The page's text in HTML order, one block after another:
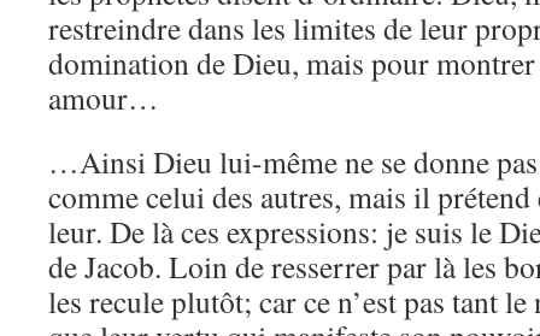
restreindre dans les limites de leur
domination de Dieu, mais pour
amour…
…Ainsi Dieu lui-même ne se donne
comme celui des autres, mais il
leur. De là ces expressions: je suis le
de Jacob. Loin de resserrer par là les
les recule plutôt; car ce n’est pas tant le